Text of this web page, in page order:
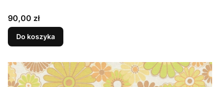
Cena
90,00 zł
Do koszyka